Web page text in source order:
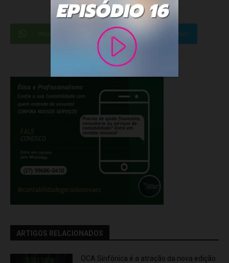
Facebook Twitter
ARTIGOS RELACIONADOS
OCA Sinfônica é a atração da nova edição